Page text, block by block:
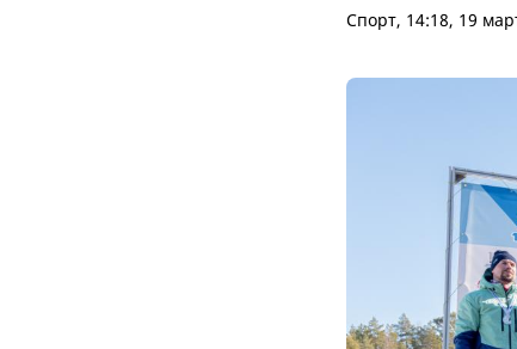
Спорт, 14:18, 19